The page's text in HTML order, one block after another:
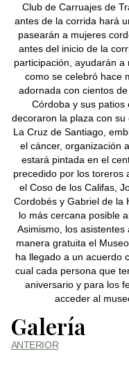
Club de Carruajes de
antes de la corrida hará
pasearán a mujeres
antes del inicio de la
participación, ayudarán
como se celebró hace
adornada con cientos
Córdoba y sus patios
decoraron la plaza con su
La Cruz de Santiago,
el cáncer, organización
estará pintada en el
precedido por los toreros
el Coso de los Califas,
Cordobés y Gabriel de la
lo más cercana posible
Asimismo, los
manera gratuita el
ha llegado a un acuerdo
cual cada persona que
aniversario y para los
acceder al
Galería
ANTERIOR